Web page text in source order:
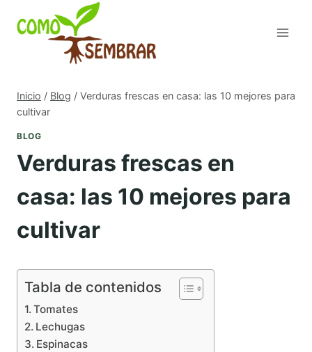
Inicio / Blog / Verduras frescas en casa: las 10 mejores para
cultivar
BLOG
Verduras frescas en
casa: las 10 mejores para
cultivar
Tabla de contenidos
Tomates
Lechugas
Espinacas